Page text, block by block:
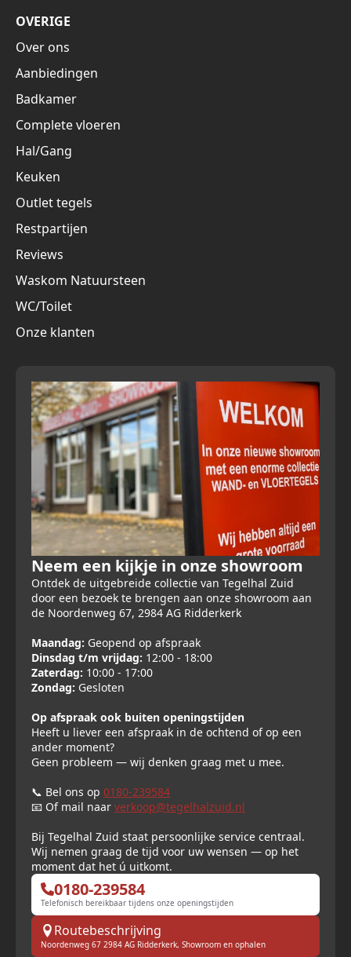
OVERIGE
Over ons
Aanbiedingen
Badkamer
Complete vloeren
Hal/Gang
Keuken
Outlet tegels
Restpartijen
Reviews
Waskom Natuursteen
WC/Toilet
Onze klanten
Neem een kijkje in onze showroom
Ontdek de uitgebreide collectie van Tegelhal Zuid
door een bezoek te brengen aan onze showroom aan
de Noordenweg 67, 2984 AG Ridderkerk
Maandag: Geopend op afspraak
Dinsdag t/m vrijdag: 12:00 - 18:00
Zaterdag: 10:00 - 17:00
Zondag: Gesloten
Op afspraak ook buiten openingstijden
Heeft u liever een afspraak in de ochtend of op een
ander moment?
Geen probleem — wij denken graag met u mee.
📞 Bel ons op 0180-239584
📧 Of mail naar verkoop@tegelhalzuid.nl
Bij Tegelhal Zuid staat persoonlijke service centraal.
Wij nemen graag de tijd voor uw wensen — op het
moment dat het ú uitkomt.
0180-239584
Telefonisch bereikbaar tijdens onze openingstijden
Routebeschrijving
Noordenweg 67 2984 AG Ridderkerk, Showroom en ophalen